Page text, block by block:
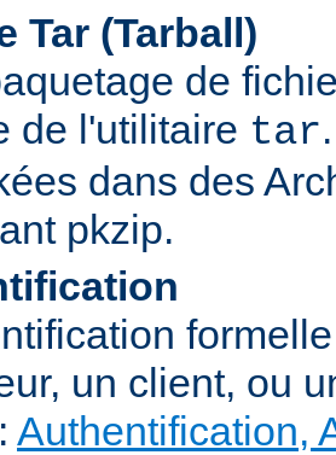
Tar (Tarball)
de
de l'utilitaire tar
dans des
pkzip.
un client, ou
Authentification,